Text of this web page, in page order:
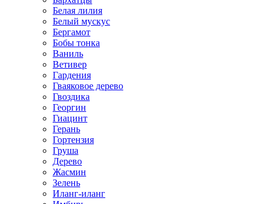
Белая лилия
Белый мускус
Бергамот
Бобы тонка
Ваниль
Ветивер
Гардения
Гваяковое дерево
Гвоздика
Георгин
Гиацинт
Герань
Гортензия
Груша
Дерево
Жасмин
Зелень
Иланг-иланг